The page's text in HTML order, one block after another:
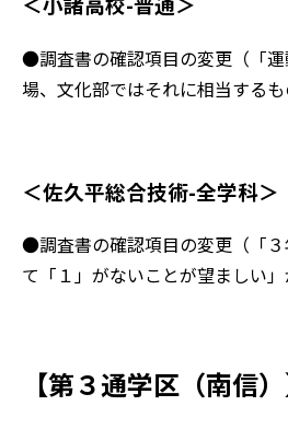
●調査書の確認項目の変更（「
場、文化部ではそれに相当するも
＜佐久平総合技術-全学科＞
●調査書の確認項目の変更（「
て「１」がないことが望ましい」
【第３通学区（南信）